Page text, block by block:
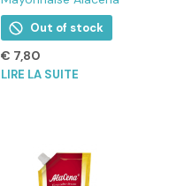
Out of stock
€ 7,80
LIRE LA SUITE